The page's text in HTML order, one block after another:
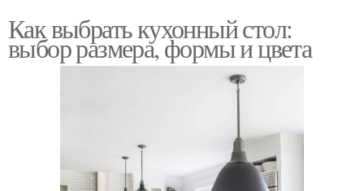
Как выбрать кухонный стол:
выбор размера, формы и цвета